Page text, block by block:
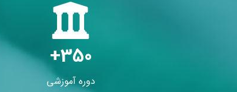
+350
دوره آموزشی